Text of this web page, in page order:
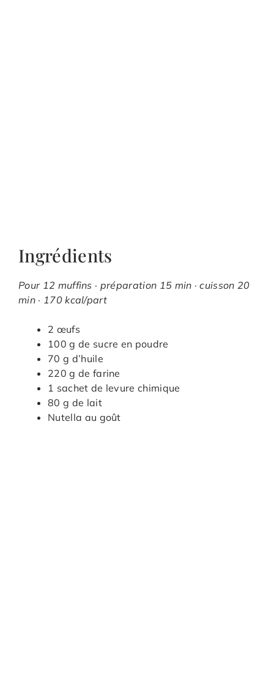
Ingrédients
Pour 12 muffins · préparation 15 min · cuisson 20
min · 170 kcal/part
2 œufs
100 g de sucre en poudre
70 g d’huile
220 g de farine
1 sachet de levure chimique
80 g de lait
Nutella au goût